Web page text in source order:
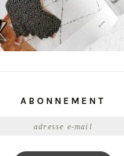
ABONNEMENT